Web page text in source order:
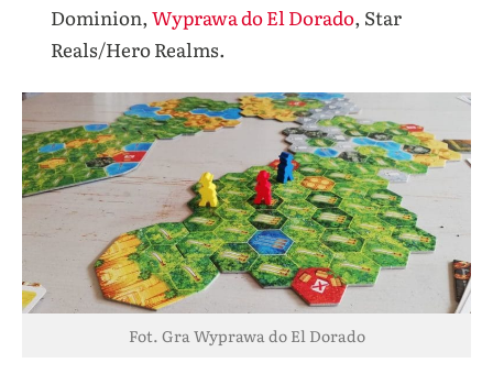
Dominion, Wyprawa do El Dorado, Star
Reals/Hero Realms.
Fot. Gra Wyprawa do El Dorado